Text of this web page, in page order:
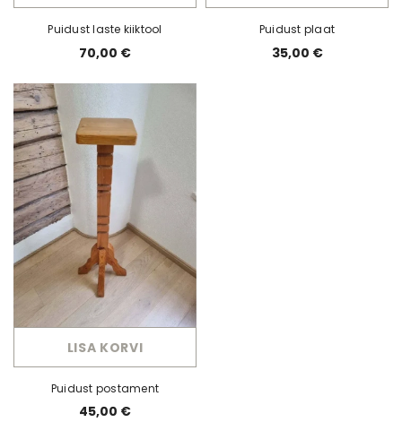
Puidust laste kiiktool
70,00 €
Puidust plaat
35,00 €
LISA KORVI
Puidust postament
45,00 €